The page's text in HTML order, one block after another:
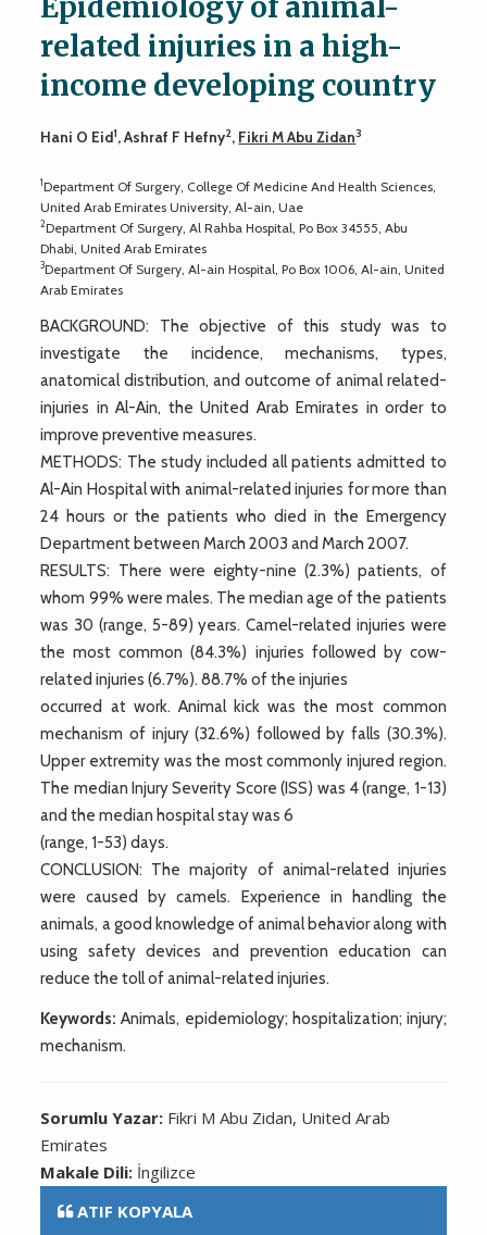
related injuries in a high-
income developing country
Hani O Eid1, Ashraf F Hefny2, Fikri M Abu Zidan3
1Department Of Surgery, College Of Medicine And Health Sciences,
United Arab Emirates University, Al-ain, Uae
2Department Of Surgery, Al Rahba Hospital, Po Box 34555, Abu
Dhabi, United Arab Emirates
3Department Of Surgery, Al-ain Hospital, Po Box 1006, Al-ain, United
Arab Emirates
BACKGROUND: The objective of this study was to
investigate the incidence, mechanisms, types,
anatomical distribution, and outcome of animal related-
injuries in Al-Ain, the United Arab Emirates in order to
improve preventive measures.
METHODS: The study included all patients admitted to
Al-Ain Hospital with animal-related injuries for more than
24 hours or the patients who died in the Emergency
Department between March 2003 and March 2007.
RESULTS: There were eighty-nine (2.3%) patients, of
whom 99% were males. The median age of the patients
was 30 (range, 5-89) years. Camel-related injuries were
the most common (84.3%) injuries followed by cow-
related injuries (6.7%). 88.7% of the injuries
occurred at work. Animal kick was the most common
mechanism of injury (32.6%) followed by falls (30.3%).
Upper extremity was the most commonly injured region.
The median Injury Severity Score (ISS) was 4 (range, 1-13)
and the median hospital stay was 6
(range, 1-53) days.
CONCLUSION: The majority of animal-related injuries
were caused by camels. Experience in handling the
animals, a good knowledge of animal behavior along with
using safety devices and prevention education can
reduce the toll of animal-related injuries.
Keywords: Animals, epidemiology; hospitalization; injury;
mechanism.
Sorumlu Yazar: Fikri M Abu Zidan, United Arab
Emirates
Makale Dili: İngilizce
ATIF KOPYALA